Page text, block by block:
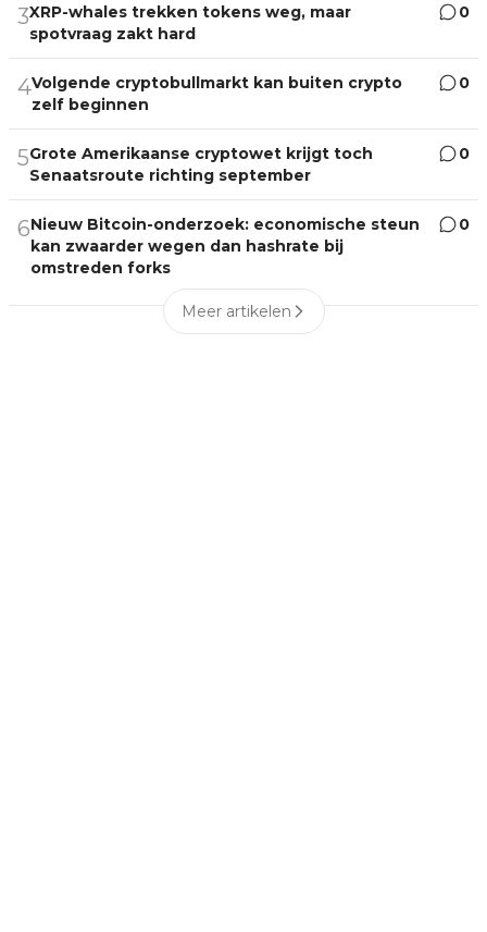
3XRP-whales trekken tokens weg, maar
spotvraag zakt hard
0
4Volgende cryptobullmarkt kan buiten crypto
zelf beginnen
0
5Grote Amerikaanse cryptowet krijgt toch
Senaatsroute richting september
0
6Nieuw Bitcoin-onderzoek: economische steun
kan zwaarder wegen dan hashrate bij
omstreden forks
0
Meer artikelen